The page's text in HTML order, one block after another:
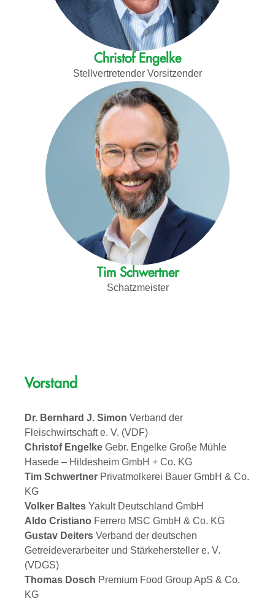
Christof Engelke
Stellvertretender Vorsitzender
Tim Schwertner
Schatzmeister
Vorstand
Dr. Bernhard J. Simon Verband der
Fleischwirtschaft e. V. (VDF)
Christof Engelke Gebr. Engelke Große Mühle
Hasede – Hildesheim GmbH + Co. KG
Tim Schwertner Privatmolkerei Bauer GmbH & Co.
KG
Volker Baltes Yakult Deutschland GmbH
Aldo Cristiano Ferrero MSC GmbH & Co. KG
Gustav Deiters Verband der deutschen
Getreideverarbeiter und Stärkehersteller e. V.
(VDGS)
Thomas Dosch Premium Food Group ApS & Co.
KG